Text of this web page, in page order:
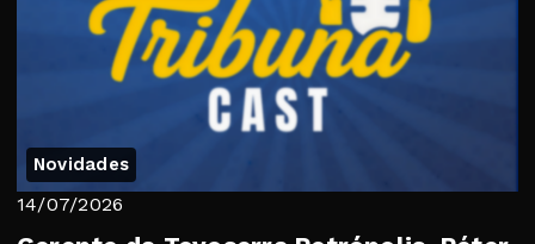
Novidades
14/07/2026